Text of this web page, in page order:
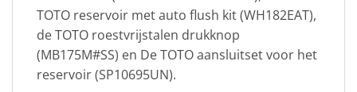
TOTO reservoir met auto flush kit (WH182EAT),
de TOTO roestvrijstalen drukknop
(MB175M#SS) en De TOTO aansluitset voor het
reservoir (SP10695UN).